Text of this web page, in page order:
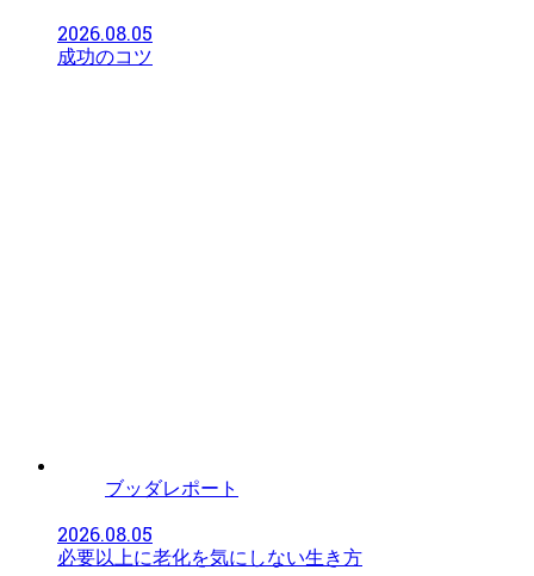
2026.08.05
成功のコツ
ブッダレポート
2026.08.05
必要以上に老化を気にしない生き方